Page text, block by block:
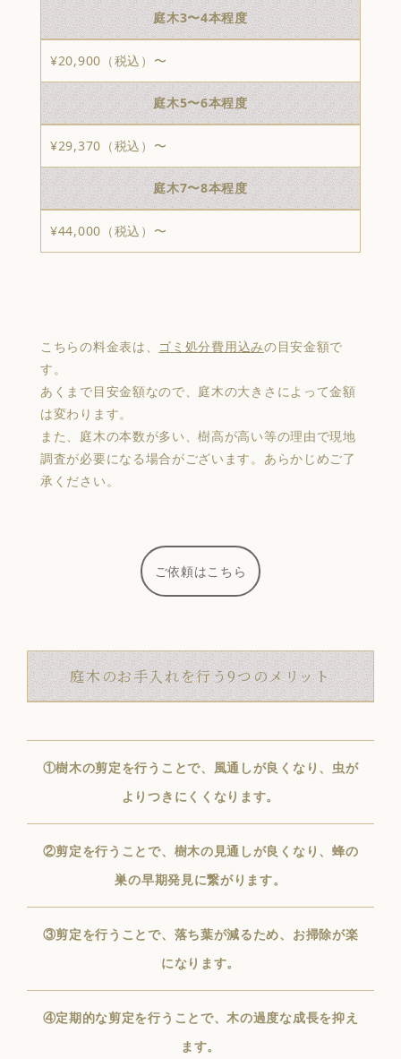
庭木3〜4本程度
¥20,900（税込）〜
庭木5〜6本程度
¥29,370（税込）〜
庭木7〜8本程度
¥44,000（税込）〜
こちらの料金表は、 ゴミ処分費用込みの目安金額で
す。
あくまで目安金額なので、庭木の大きさによって金額
は変わります。
また、庭木の本数が多い、樹高が高い等の理由で現地
調査が必要になる場合がございます。あらかじめご了
承ください。
ご依頼はこちら
庭木のお手入れを行う9つのメリット
①樹木の剪定を行うことで、風通しが良くなり、虫が
よりつきにくくなります。
②剪定を行うことで、樹木の見通しが良くなり、蜂の
巣の早期発見に繋がります。
③剪定を行うことで、落ち葉が減るため、お掃除が楽
になります。
④定期的な剪定を行うことで、木の過度な成長を抑え
ます。